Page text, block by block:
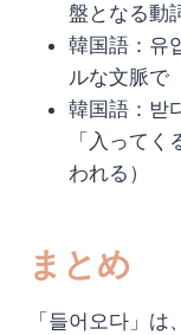
盤となる動
韓国語：유
ルな文脈で
韓国語：받
「入って
われる）
まとめ
「들어오다」